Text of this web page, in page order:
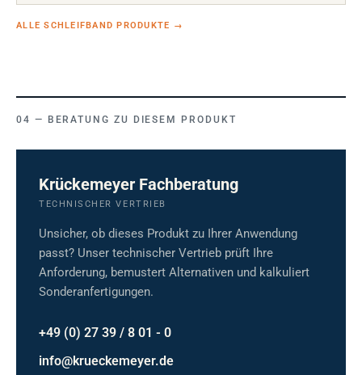
ALLE SCHLEIFBAND PRODUKTE →
BERATUNG ZU DIESEM PRODUKT
Krückemeyer Fachberatung
TECHNISCHER VERTRIEB
Unsicher, ob dieses Produkt zu Ihrer Anwendung
passt? Unser technischer Vertrieb prüft Ihre
Anforderung, bemustert Alternativen und kalkuliert
Sonderanfertigungen.
+49 (0) 27 39 / 8 01 - 0
info@krueckemeyer.de